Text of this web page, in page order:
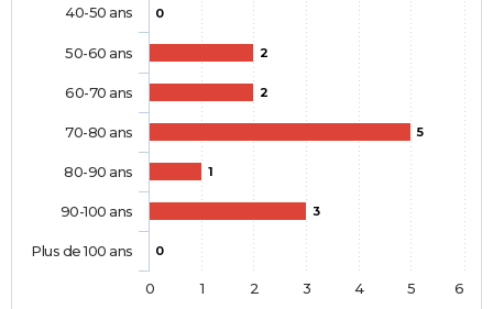
0
2
2
5
1
3
0
40-50 ans
50-60 ans
60-70 ans
70-80 ans
80-90 ans
90-100 ans
Plus de 100 ans
0 1 2 3 4 5 6